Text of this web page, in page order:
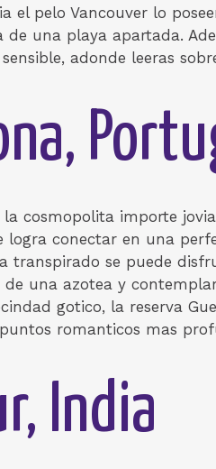
el pelo Vancouver lo
de una playa apartada.
adonde leeras
cosmopolita importe
logra conectar en una
transpirado se puede
una azotea y
gotico, la reserva
romanticos mas
India